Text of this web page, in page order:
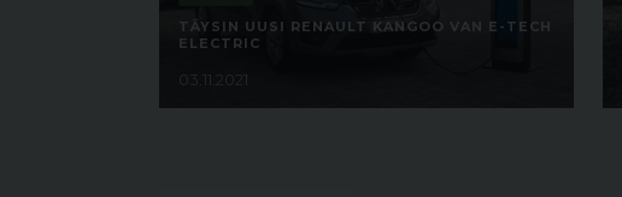
TÄYSIN UUSI RENAULT KANGOO VAN E-TECH
ELECTRIC
03.11.2021